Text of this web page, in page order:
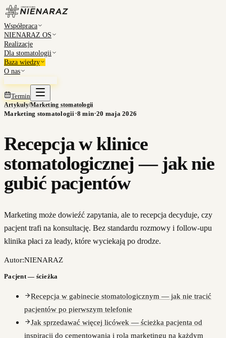
Współpraca
NIENARAZ OS
Realizacje
Dla stomatologii
Baza wiedzy
O nas
Termin
Artykuły/Marketing stomatologii
Marketing stomatologii·8 min·20 maja 2026
Recepcja w klinice
stomatologicznej — jak nie
gubić pacjentów
Marketing może dowieźć zapytania, ale to recepcja decyduje, czy
pacjent trafi na konsultację. Bez standardu rozmowy i follow-upu
klinika płaci za leady, które wyciekają po drodze.
Autor:NIENARAZ
Pacjent — ścieżka
Recepcja w gabinecie stomatologicznym — jak nie tracić
pacjentów po pierwszym telefonie
Jak sprzedawać więcej licówek — ścieżka pacjenta od
inspiracji do cementowania i rola marketingu na każdym